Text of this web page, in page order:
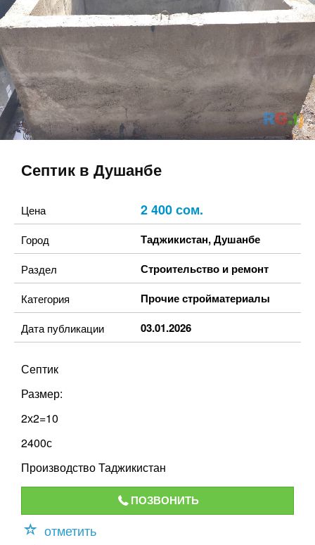
Септик в Душанбе
Цена 2 400 сом.
Город Таджикистан,Душанбе
Раздел Строительство и ремонт
Категория Прочие стройматериалы
Дата публикации 03.01.2026
Септик
Размер:
2х2=10
2400с
Производство Таджикистан
ПОЗВОНИТЬ
отметить